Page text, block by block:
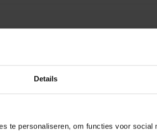
Details
te personaliseren, om functies voor social